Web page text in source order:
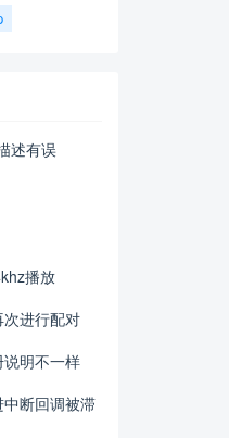
述有误
播放
进行配对
明不一样
断回调被滞